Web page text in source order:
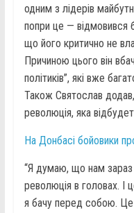
одним з лідерів
попри це — відмовився
що його критично не
Причиною цього він
політиків”, які вже
Також Святослав
революція, яка
На Донбасі бойовики
“Я думаю, що нам зараз
революція в головах. І
я бачу перед собою. Це